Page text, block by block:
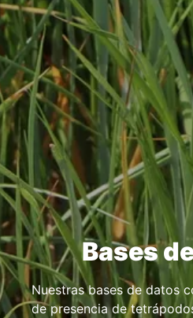
Bases
Nuestras bases de datos
de presencia de